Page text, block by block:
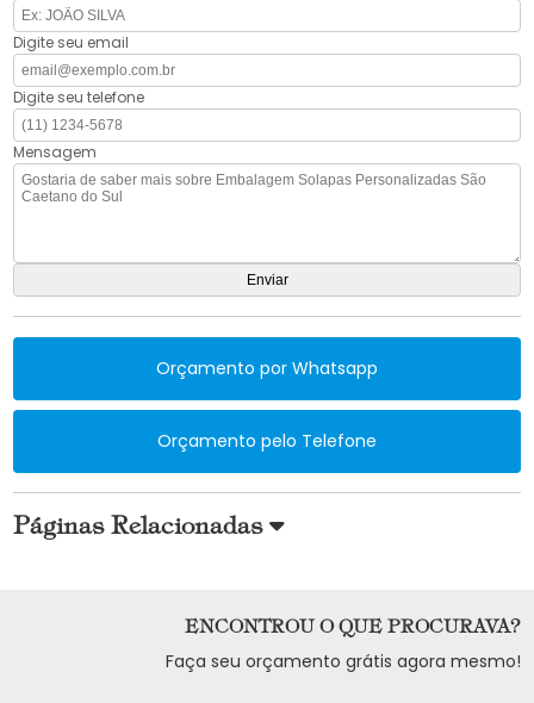
Digite seu email
Digite seu telefone
Mensagem
Orçamento por Whatsapp
Orçamento pelo Telefone
Páginas Relacionadas
ENCONTROU O QUE PROCURAVA?
Faça seu orçamento grátis agora mesmo!